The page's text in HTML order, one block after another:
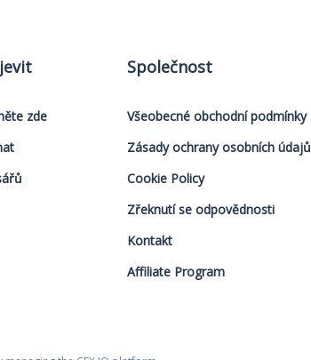
zde
Společnost
Všeobecné obchodní podmínky
Zásady ochrany osobních údajů
Cookie Policy
Zřeknutí se odpovědnosti
Kontakt
Affiliate Program